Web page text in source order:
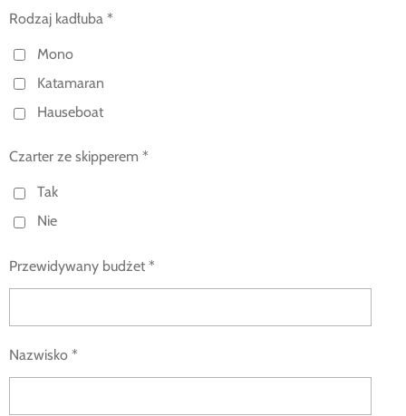
Rodzaj kadłuba *
Mono
Katamaran
Hauseboat
Czarter ze skipperem *
Tak
Nie
Przewidywany budżet *
Nazwisko *